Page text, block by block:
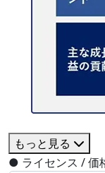
もっと見る
● ライセンス / 価